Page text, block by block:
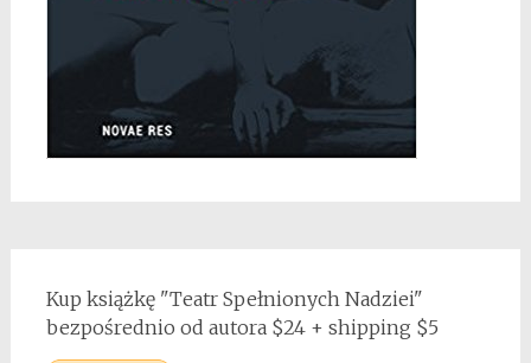
Kup książkę "Teatr Spełnionych Nadziei"
bezpośrednio od autora $24 + shipping $5